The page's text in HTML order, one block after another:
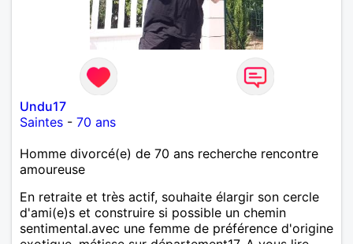
Undu17
Saintes - 70 ans
Homme divorcé(e) de 70 ans recherche rencontre
amoureuse
En retraite et très actif, souhaite élargir son cercle
d'ami(e)s et construire si possible un chemin
sentimental.avec une femme de préférence d'origine